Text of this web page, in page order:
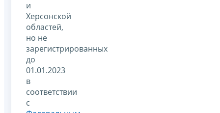
и
Херсонской
областей,
но не
зарегистрированных
до
01.01.2023
в
соответствии
с